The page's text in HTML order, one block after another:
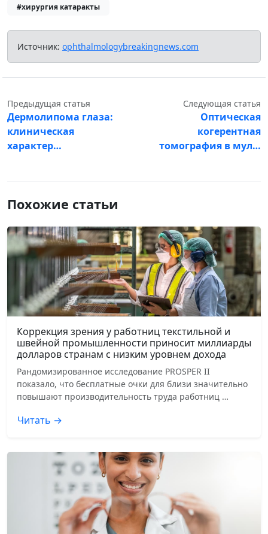
#хирургия катаракты
Источник: ophthalmologybreakingnews.com
Предыдущая статья
Дермолипома глаза:
клиническая
характер…
Следующая статья
Оптическая
когерентная
томография в мул…
Похожие статьи
Коррекция зрения у работниц текстильной и
швейной промышленности приносит миллиарды
долларов странам с низким уровнем дохода
Рандомизированное исследование PROSPER II
показало, что бесплатные очки для близи значительно
повышают производительность труда работниц …
Читать →